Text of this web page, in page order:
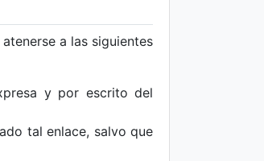
a las siguientes
y por escrito del
tal enlace, salvo que